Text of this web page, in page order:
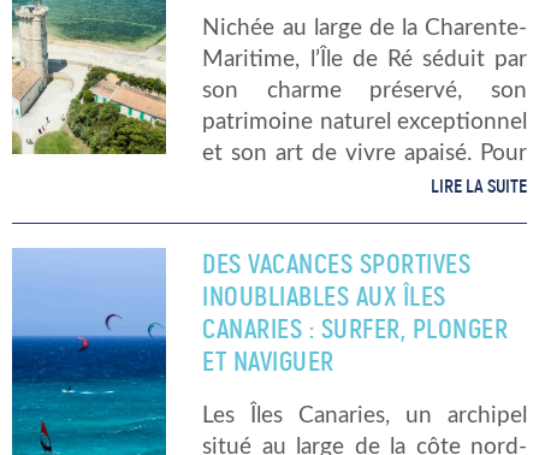
Nichée au large de la Charente-
Maritime, l’Île de Ré séduit par
son charme préservé, son
patrimoine naturel exceptionnel
et son art de vivre apaisé. Pour
s’y immerger pleinement, rien
manière authentique et
responsable de […]
LIRE LA SUITE
DES VACANCES SPORTIVES
INOUBLIABLES AUX ÎLES
CANARIES : SURFER, PLONGER
ET NAVIGUER
Les Îles Canaries, un archipel
situé au large de la côte nord-